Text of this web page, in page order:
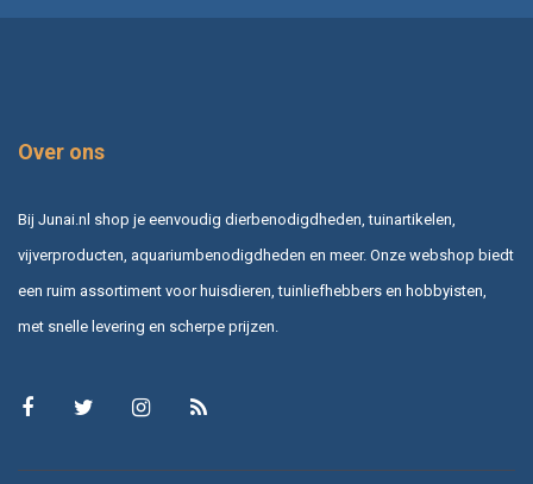
Over ons
Bij Junai.nl shop je eenvoudig dierbenodigdheden, tuinartikelen,
vijverproducten, aquariumbenodigdheden en meer. Onze webshop biedt
een ruim assortiment voor huisdieren, tuinliefhebbers en hobbyisten,
met snelle levering en scherpe prijzen.